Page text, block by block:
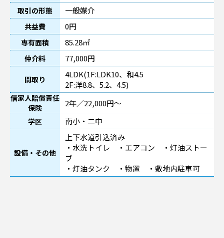
取引の形態 一般媒介
共益費 0円
専有面積 85.28㎡
仲介料 77,000円
間取り
4LDK(1F:LDK10、和4.5
2F:洋8.8、5.2、4.5)
借家人賠償責任
保険
2年／22,000円～
学区 南小・二中
設備・その他
上下水道引込済み
・水洗トイレ ・エアコン ・灯油ストー
ブ
・灯油タンク ・物置 ・敷地内駐車可